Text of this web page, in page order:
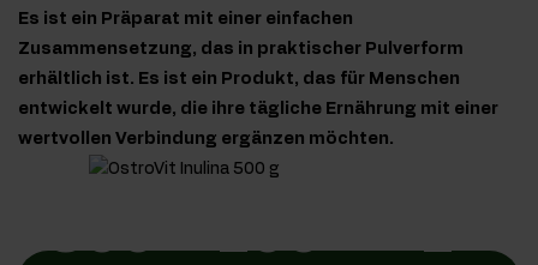
Es ist ein Präparat mit einer einfachen
Zusammensetzung, das in praktischer Pulverform
erhältlich ist. Es ist ein Produkt, das für Menschen
entwickelt wurde, die ihre tägliche Ernährung mit einer
wertvollen Verbindung ergänzen möchten.
500 100 1